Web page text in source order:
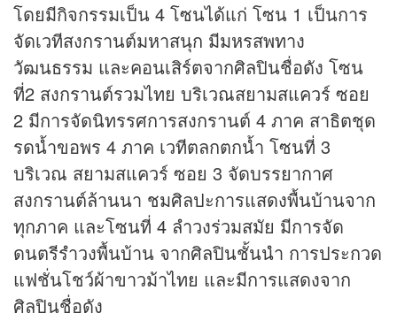
โดยมีกิจกรรมเป็น 4 โซนได้แก่ โซน 1 เป็นการ
จัดเวทีสงกรานต์มหาสนุก มีมหรสพทาง
วัฒนธรรม และคอนเสิร์ตจากศิลปินชื่อดัง โซน
ที่2 สงกรานต์รวมไทย บริเวณสยามสแควร์ ซอย
2 มีการจัดนิทรรศการสงกรานต์ 4 ภาค สาธิตชุด
รดน้ำขอพร 4 ภาค เวทีตลกตกน้ำ โซนที่ 3
บริเวณ สยามสแควร์ ซอย 3 จัดบรรยากาศ
สงกรานต์ล้านนา ชมศิลปะการแสดงพื้นบ้านจาก
ทุกภาค และโซนที่ 4 ลำวงร่วมสมัย มีการจัด
ดนตรีรำวงพื้นบ้าน จากศิลปินชั้นนำ การประกวด
แฟชั่นโชว์ผ้าขาวม้าไทย และมีการแสดงจาก
ศิลปินชื่อดัง